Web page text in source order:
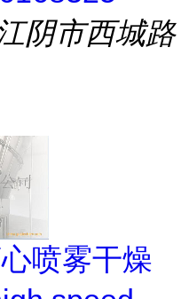
阴市西城路
喷雾干燥